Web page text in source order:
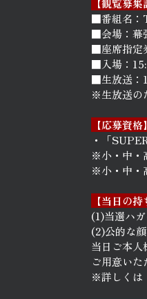
【観覧募集
■番組名：
■会場：幕
■座席指定
■入場：
■生放送：
※生放送の
【応募資格】
・「
※小・中・
※小・中・
【当日の持
(1)当選ハガ
(2)公的な
当日ご本人
ご用意いた
※詳しくは